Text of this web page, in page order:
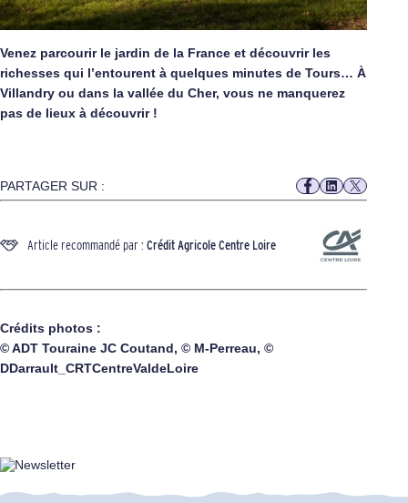
Venez parcourir le jardin de la France et découvrir les
richesses qui l’entourent à quelques minutes de Tours… À
Villandry ou dans la vallée du Cher, vous ne manquerez
pas de lieux à découvrir !
PARTAGER SUR :
Article recommandé par : Crédit Agricole Centre Loire
Crédits photos :
© ADT Touraine JC Coutand, © M-Perreau, ©
DDarrault_CRTCentreValdeLoire